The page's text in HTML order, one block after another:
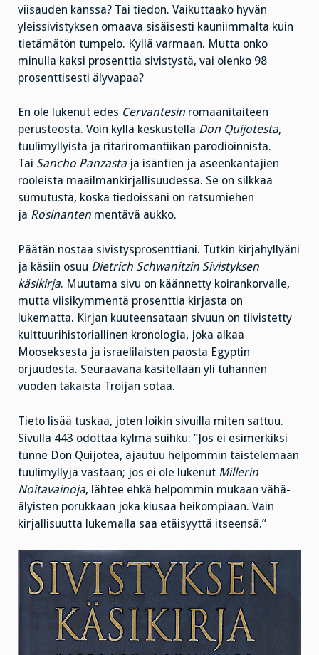
viisauden kanssa? Tai tiedon. Vaikuttaako hyvän
yleissivistyksen omaava sisäisesti kauniimmalta kuin
tietämätön tumpelo. Kyllä varmaan. Mutta onko
minulla kaksi prosenttia sivistystä, vai olenko 98
prosenttisesti älyvapaa?
En ole lukenut edes Cervantesin romaanitaiteen
perusteosta. Voin kyllä keskustella Don Quijotesta,
tuulimyllyistä ja ritariromantiikan parodioinnista.
Tai Sancho Panzasta ja isäntien ja aseenkantajien
rooleista maailmankirjallisuudessa. Se on silkkaa
sumutusta, koska tiedoissani on ratsumiehen
ja Rosinanten mentävä aukko.
Päätän nostaa sivistysprosenttiani. Tutkin kirjahyllyäni
ja käsiin osuu Dietrich Schwanitzin Sivistyksen
käsikirja. Muutama sivu on käännetty koirankorvalle,
mutta viisikymmentä prosenttia kirjasta on
lukematta. Kirjan kuuteensataan sivuun on tiivistetty
kulttuurihistoriallinen kronologia, joka alkaa
Mooseksesta ja israelilaisten paosta Egyptin
orjuudesta. Seuraavana käsitellään yli tuhannen
vuoden takaista Troijan sotaa.
Tieto lisää tuskaa, joten loikin sivuilla miten sattuu.
Sivulla 443 odottaa kylmä suihku: ”Jos ei esimerkiksi
tunne Don Quijotea, ajautuu helpommin taistelemaan
tuulimyllyjä vastaan; jos ei ole lukenut Millerin
Noitavainoja, lähtee ehkä helpommin mukaan vähä-
älyisten porukkaan joka kiusaa heikompiaan. Vain
kirjallisuutta lukemalla saa etäisyyttä itseensä.”